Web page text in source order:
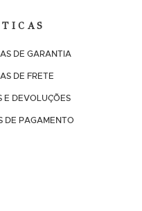
DE GARANTIA
DE FRETE
E DEVOLUÇÕES
DE PAGAMENTO